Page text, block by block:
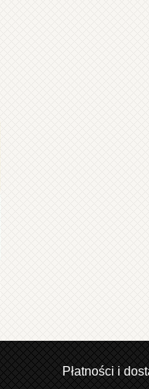
Płatności i